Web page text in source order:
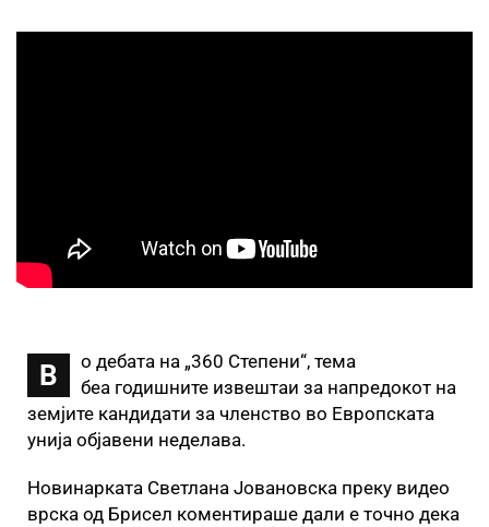
В
о дебата на „360 Степени“, тема
беа годишните извештаи за напредокот на
земјите кандидати за членство во Европската
унија објавени неделава.
Новинарката Светлана Јовановска преку видео
врска од Брисел коментираше дали е точно дека